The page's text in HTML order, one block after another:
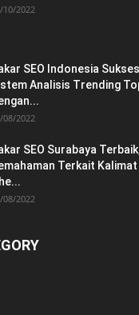
10/2022
SEO Indonesia
Analisis Trending
08/2022
SEO Surabaya
Terkait
08/2022